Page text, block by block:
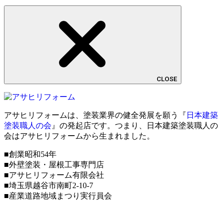
CLOSE
アサヒリフォームは、塗装業界の健全発展を願う『 日本建築
塗装職人の会 』の発起店です。つまり、日本建築塗装職人の
会はアサヒリフォームから生まれました。
■創業昭和54年
■外壁塗装・屋根工事専門店
■アサヒリフォーム有限会社
■埼玉県越谷市南町2-10-7
■産業道路地域まつり実行員会